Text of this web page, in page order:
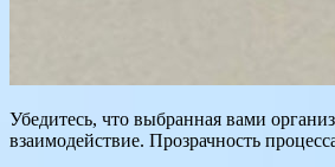
Убедитесь, что выбранная вами
взаимодействие. Прозрачность